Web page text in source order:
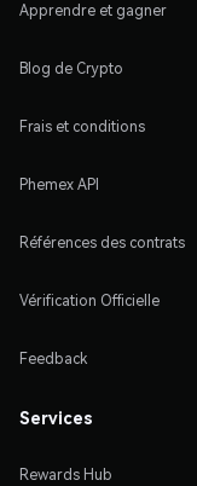
Apprendre et gagner
Blog de Crypto
Frais et conditions
Phemex API
Références des contrats
Vérification Officielle
Feedback
Services
Rewards Hub